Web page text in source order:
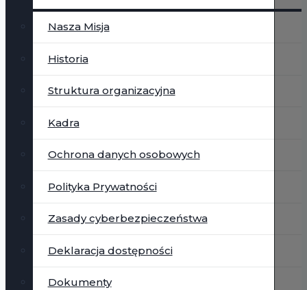
Nasza Misja
Historia
Struktura organizacyjna
Kadra
Ochrona danych osobowych
Polityka Prywatności
Zasady cyberbezpieczeństwa
Deklaracja dostępności
Dokumenty